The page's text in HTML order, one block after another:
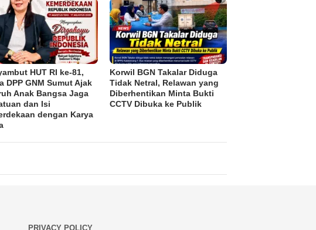
HUT RI ke-81,
DPP GNM Sumut Ajak
Anak Bangsa Jaga
dan Isi
dengan Karya
Korwil BGN Takalar Diduga
Tidak Netral, Relawan yang
Diberhentikan Minta Bukti
CCTV Dibuka ke Publik
PRIVACY POLICY